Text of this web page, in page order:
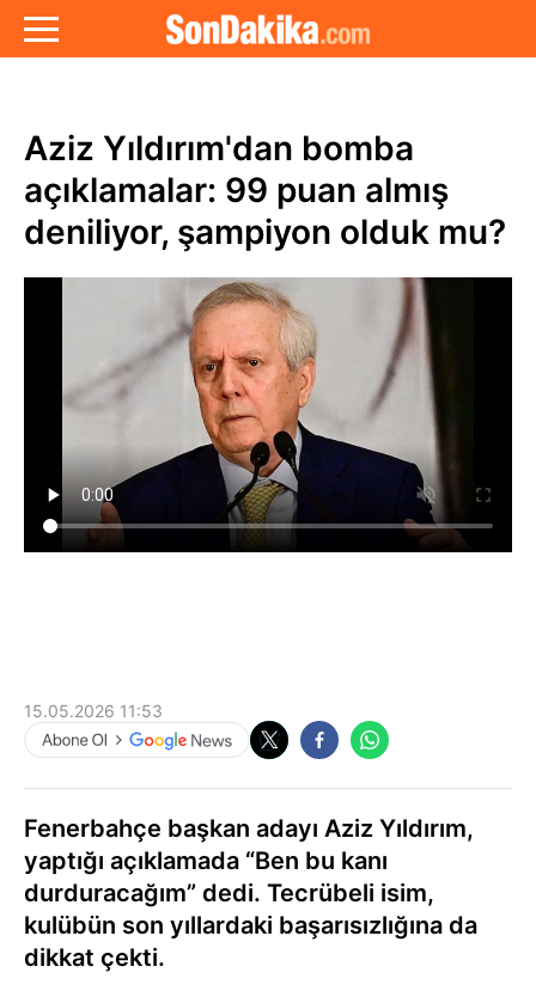
Aziz Yıldırım'dan bomba
açıklamalar: 99 puan almış
deniliyor, şampiyon olduk mu?
15.05.2026 11:53
Fenerbahçe başkan adayı Aziz Yıldırım,
yaptığı açıklamada “Ben bu kanı
durduracağım” dedi. Tecrübeli isim,
kulübün son yıllardaki başarısızlığına da
dikkat çekti.